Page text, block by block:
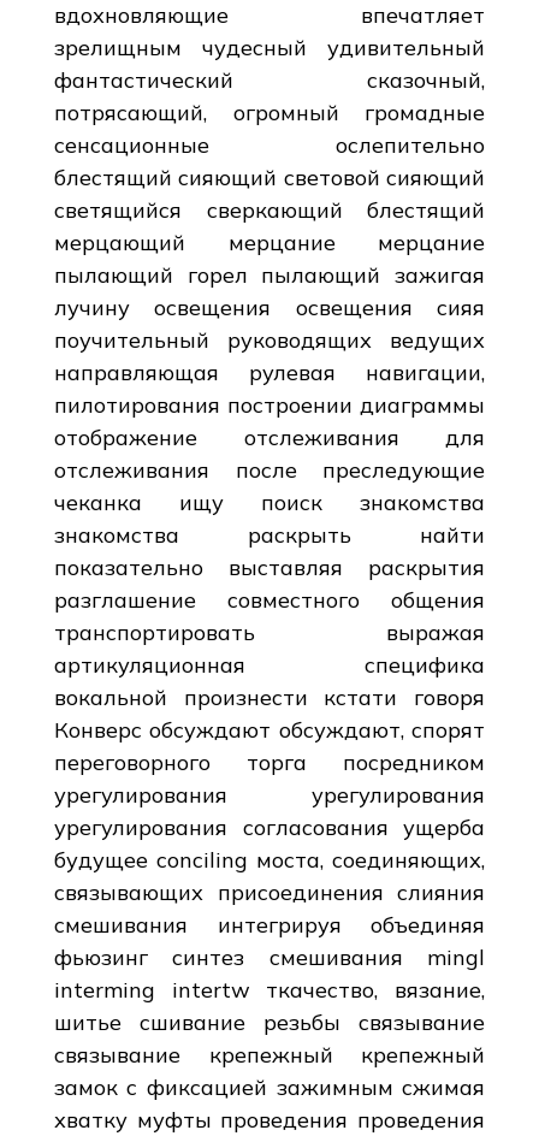
вдохновляющие впечатляет
зрелищным чудесный удивительный
фантастический сказочный,
потрясающий, огромный громадные
сенсационные ослепительно
блестящий сияющий световой сияющий
светящийся сверкающий блестящий
мерцающий мерцание мерцание
пылающий горел пылающий зажигая
лучину освещения освещения сияя
поучительный руководящих ведущих
направляющая рулевая навигации,
пилотирования построении диаграммы
отображение отслеживания для
отслеживания после преследующие
чеканка ищу поиск знакомства
знакомства раскрыть найти
показательно выставляя раскрытия
разглашение совместного общения
транспортировать выражая
артикуляционная специфика
вокальной произнести кстати говоря
Конверс обсуждают обсуждают, спорят
переговорного торга посредником
урегулирования урегулирования
урегулирования согласования ущерба
будущее conciling моста, соединяющих,
связывающих присоединения слияния
смешивания интегрируя объединяя
фьюзинг синтез смешивания mingl
interming intertw ткачество, вязание,
шитье сшивание резьбы связывание
связывание крепежный крепежный
замок с фиксацией зажимным сжимая
хватку муфты проведения проведения